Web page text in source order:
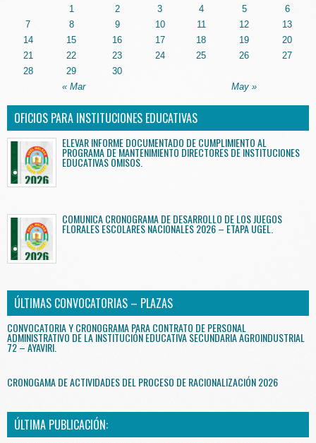
« Mar May »
1 2 3 4 5
6
7
8 9 10 11 12
13
14
15 16 17 18 19
20
21
22 23 24 25 26
27
28
29 30
OFICIOS PARA INSTITUCIONES EDUCATIVAS
ELEVAR INFORME DOCUMENTADO DE CUMPLIMIENTO AL
PROGRAMA DE MANTENIMIENTO DIRECTORES DE INSTITUCIONES
EDUCATIVAS OMISOS.
COMUNICA CRONOGRAMA DE DESARROLLO DE LOS JUEGOS
FLORALES ESCOLARES NACIONALES 2026 – ETAPA UGEL.
ÚLTIMAS CONVOCATORIAS – PLAZAS
CONVOCATORIA Y CRONOGRAMA PARA CONTRATO DE PERSONAL
ADMINISTRATIVO DE LA INSTITUCIÓN EDUCATIVA SECUNDARIA AGROINDUSTRIAL
72 – AYAVIRI.
CRONOGAMA DE ACTIVIDADES DEL PROCESO DE RACIONALIZACIÓN 2026
ÚLTIMA PUBLICACIÓN: